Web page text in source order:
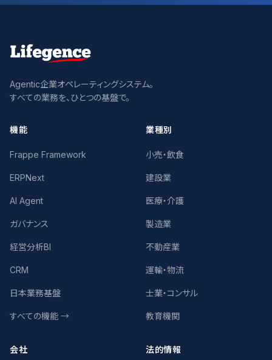
Agentic企業オペレーティングシステム。
すべての業務を、ひとつの基盤で。
機能
Frappe Framework
ERPNext
AI Agent
ガバナンス
経営分析BI
CRM
日本業務基盤
すべての機能 →
業種別
小売・飲食
建設業
医療・介護
製造業
不動産業
運輸・物流
士業・コンサル
教育機関
会社 法的情報